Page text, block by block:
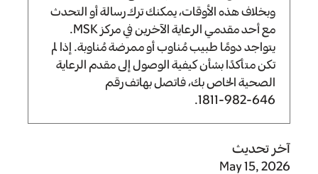
وبخلاف هذه الأوقات، يمكنك ترك رسالة أو التحدث
مع أحد مقدمي الرعاية الآخرين في مركز MSK.
يتواجد دومًا طبيب مُناوب أو ممرضة مُناوبة. إذا لم
تكن متأكدًا بشأن كيفية الوصول إلى مقدم الرعاية
الصحية الخاص بك، فاتصل بهاتف رقم
646-982-1811
.
آخر تحديث
May 15, 2026